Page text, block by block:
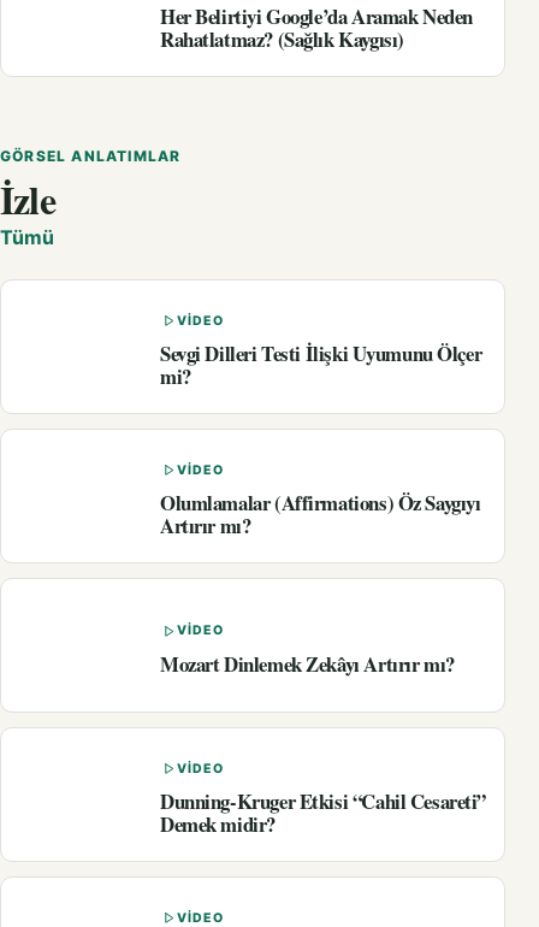
Her Belirtiyi Google’da Aramak Neden
Rahatlatmaz? (Sağlık Kaygısı)
GÖRSEL ANLATIMLAR
İzle
Tümü
VIDEO
Sevgi Dilleri Testi İlişki Uyumunu Ölçer
mi?
VIDEO
Olumlamalar (Affirmations) Öz Saygıyı
Artırır mı?
VIDEO
Mozart Dinlemek Zekâyı Artırır mı?
VIDEO
Dunning-Kruger Etkisi “Cahil Cesareti”
Demek midir?
VIDEO